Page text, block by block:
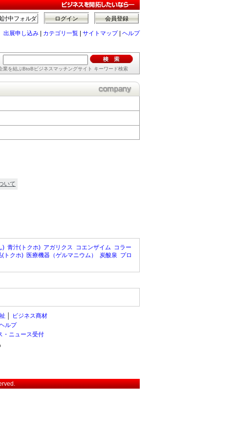
会員登録
ログイン
討中フォルダ
出展申し込み カテゴリ一覧 サイトマップ| ヘルプ
業を結ぶBtoBビジネスマッチングサイト キーワード検索
いて
) 青汁(トクホ) アガリクス コエンザイム コラー
(トクホ) 医療機器（ゲルマニウム） 炭酸泉 プロ
ビジネス商材
ルプ
・ニュース受付